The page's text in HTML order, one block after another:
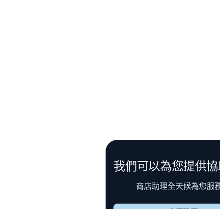
我們可以為您提供
商店助理全天候為您服